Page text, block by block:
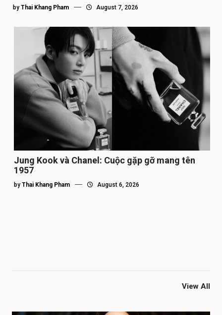
by Thai Khang Pham August 7, 2026
Jung Kook và Chanel: Cuộc gặp gỡ mang tên
1957
by Thai Khang Pham August 6, 2026
View All